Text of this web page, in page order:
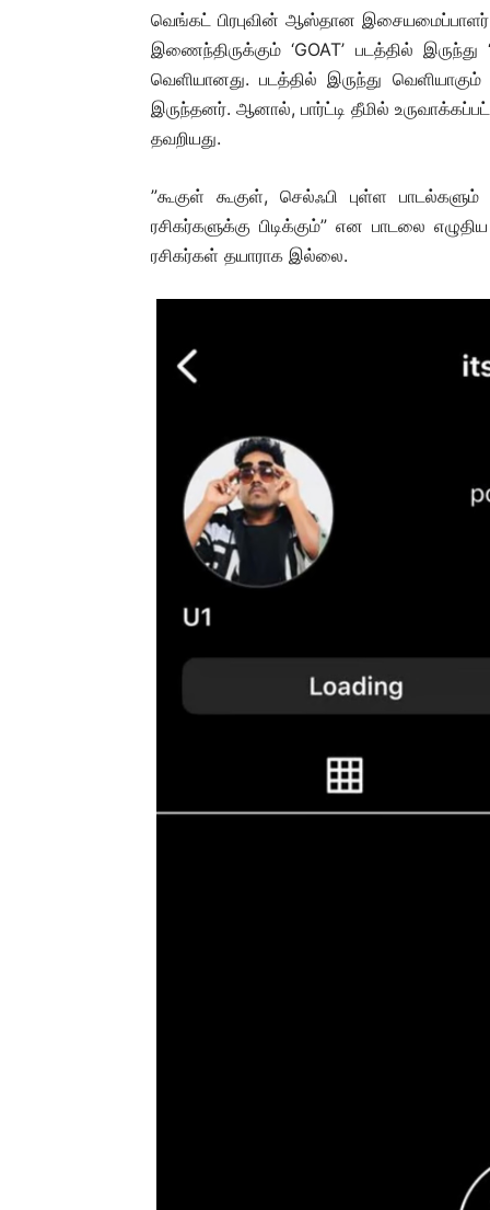
வெங்கட் பிரபுவின் ஆஸ்தான இசையமைப்பாளர்
இணைந்திருக்கும் ‘GOAT’ படத்தில்
வெளியானது. படத்தில் இருந்து
இருந்தனர். ஆனால், பார்ட்டி தீமில்
தவறியது.
”கூகுள் கூகுள், செல்ஃபி புள்ள
ரசிகர்களுக்கு பிடிக்கும்” என பாடலை
ரசிகர்கள் தயாராக இல்லை.